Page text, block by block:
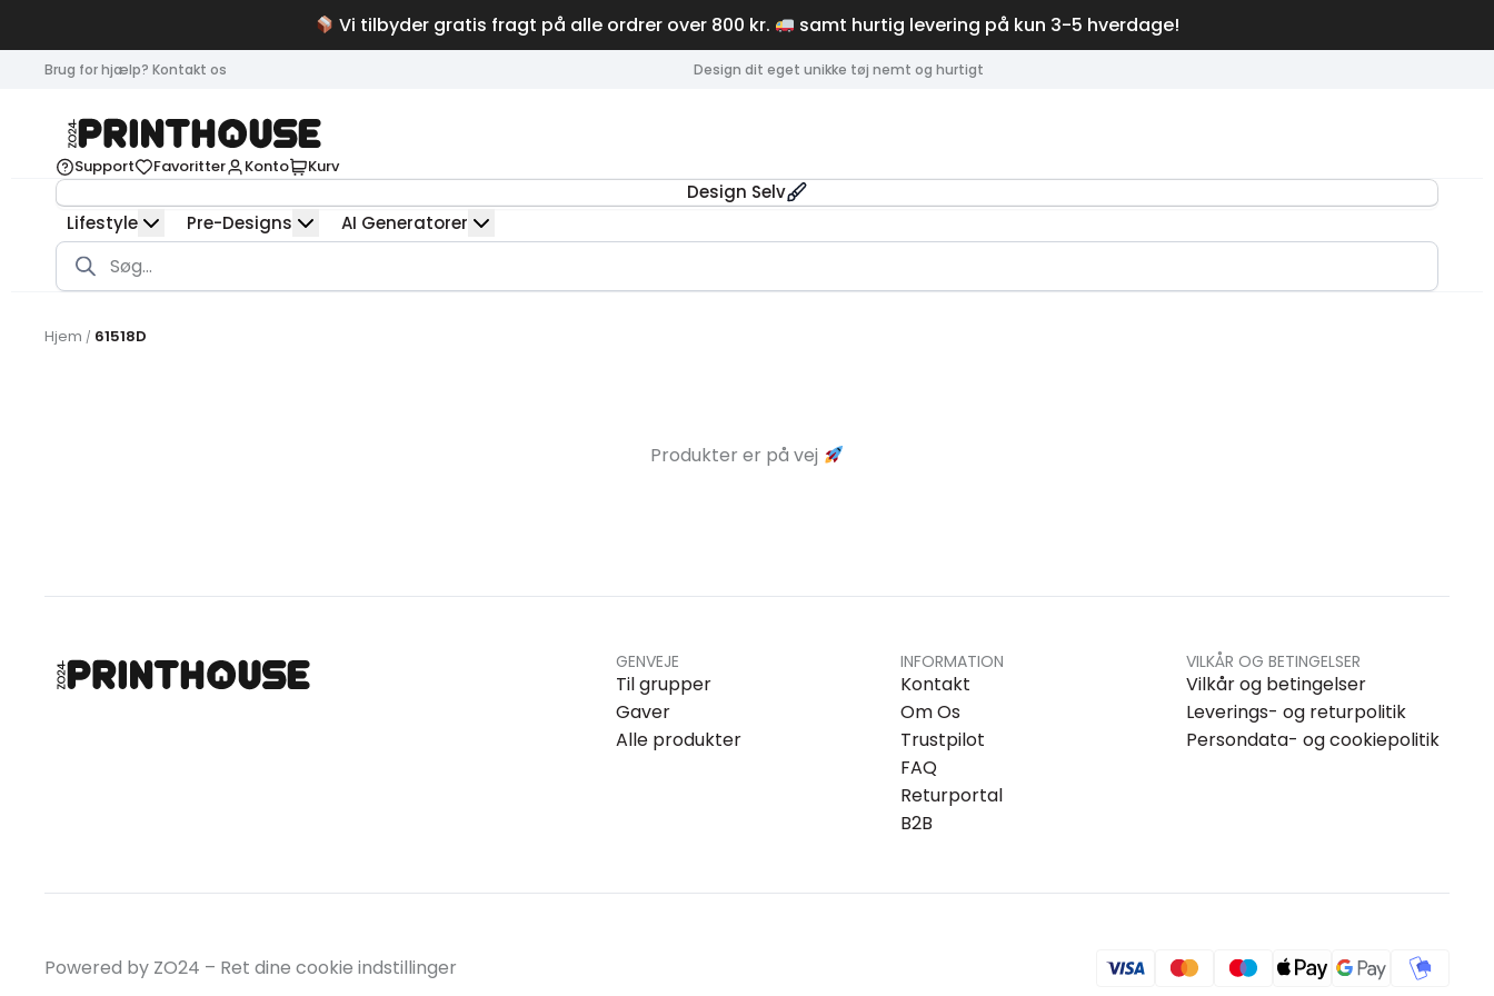
Vi tilbyder gratis fragt på alle ordrer over 800 kr. samt hurtig levering på kun 3-5 hverdage!
Brug for hjælp? Kontakt os Design dit eget unikke tøj nemt og hurtigt
Support Favoritter Konto Kurv
Design Selv
Lifestyle
Pre-Designs AI Generatorer
Products
search
Hjem / 61518D
Produkter er på vej
GENVEJE
Til grupper
Gaver
Alle produkter
INFORMATION
Kontakt
Om Os
Trustpilot
FAQ
Returportal
B2B
VILKÅR OG BETINGELSER
Vilkår og betingelser
Leverings- og returpolitik
Persondata- og cookiepolitik
Powered by ZO24 – Ret dine cookie indstillinger